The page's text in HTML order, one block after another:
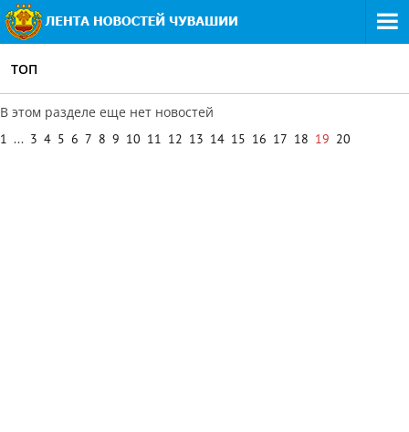
ТОП
В этом разделе еще нет новостей
1 ... 3 4 5 6 7 8 9 10 11 12 13 14 15 16 17 18 19 20